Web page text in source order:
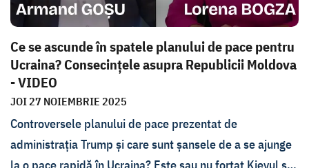
Ce se ascunde în spatele planului de pace pentru
Ucraina? Consecințele asupra Republicii Moldova
- VIDEO
JOI 27 NOIEMBRIE 2025
Controversele planului de pace prezentat de
administrația Trump și care sunt șansele de a se ajunge